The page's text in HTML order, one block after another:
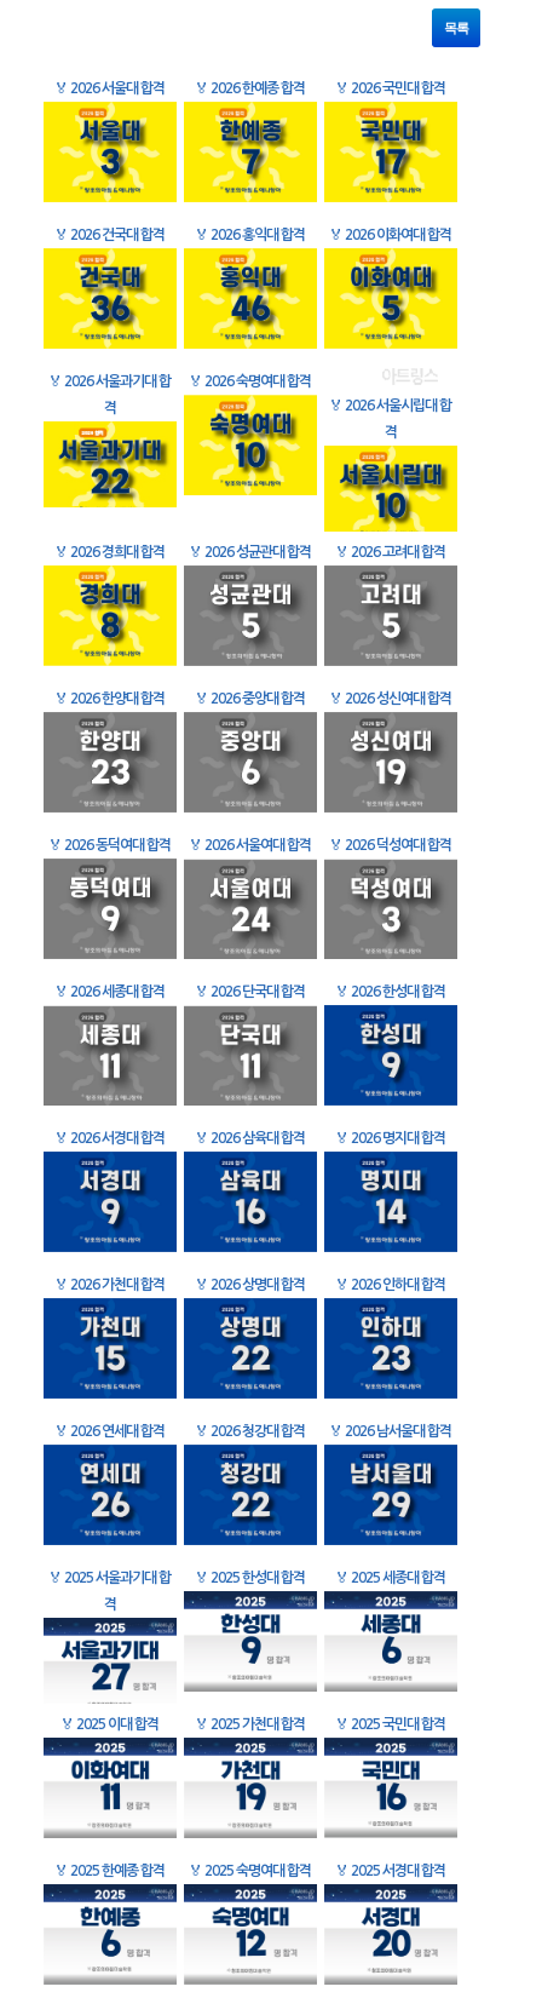
목록
🏅 2026 서울대 합격 🏅 2026 한예종 합격 🏅 2026 국민대 합격
🏅 2026 건국대 합격 🏅 2026 홍익대 합격 🏅 2026 이화여대 합격
🏅 2026 서울과기대 합
격
🏅 2026 숙명여대 합격
🏅 2026 서울시립대 합
격
🏅 2026 경희대 합격 🏅 2026 성균관대 합격 🏅 2026 고려대 합격
🏅 2026 한양대 합격 🏅 2026 중앙대 합격 🏅 2026 성신여대 합격
🏅 2026 동덕여대 합격 🏅 2026 서울여대 합격 🏅 2026 덕성여대 합격
🏅 2026 세종대 합격 🏅 2026 단국대 합격 🏅 2026 한성대 합격
🏅 2026 서경대 합격 🏅 2026 삼육대 합격 🏅 2026 명지대 합격
🏅 2026 가천대 합격 🏅 2026 상명대 합격 🏅 2026 인하대 합격
🏅 2026 연세대 합격 🏅 2026 청강대 합격 🏅 2026 남서울대 합격
🏅 2025 서울과기대 합
격
🏅 2025 한성대 합격 🏅 2025 세종대 합격
🏅 2025 이대 합격 🏅 2025 가천대 합격 🏅 2025 국민대 합격
🏅 2025 한예종 합격 🏅 2025 숙명여대 합격 🏅 2025 서경대 합격